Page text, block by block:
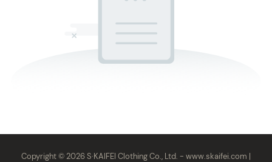
Copyright © 2026 S·KAIFEI Clothing Co., Ltd. - www.skaifei.com |